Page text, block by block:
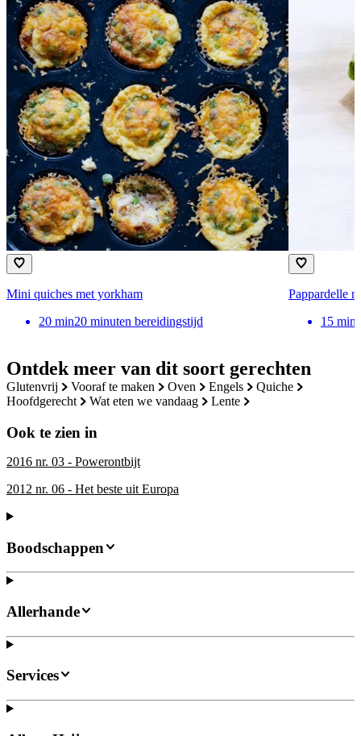
Ontdek meer van dit soort gerechten
glutenvrij vooraf te maken oven engels
quiche
hoofdgerecht
wat eten we vandaag lente
Ook te zien in
2016 nr. 03 - Powerontbijt
2012 nr. 06 - Het beste uit Europa
Mini quiches met yorkham
20 min20 minuten bereidingstijd
Pappardelle
15 min
Boodschappen
Allerhande
Services